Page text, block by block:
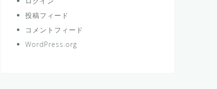
投稿フィード
コメントフィード
WordPress.org